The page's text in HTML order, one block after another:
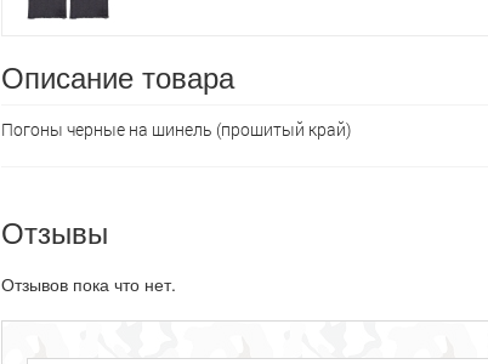
Описание товара
Погоны черные на шинель (прошитый край)
Отзывы
Отзывов пока что нет.